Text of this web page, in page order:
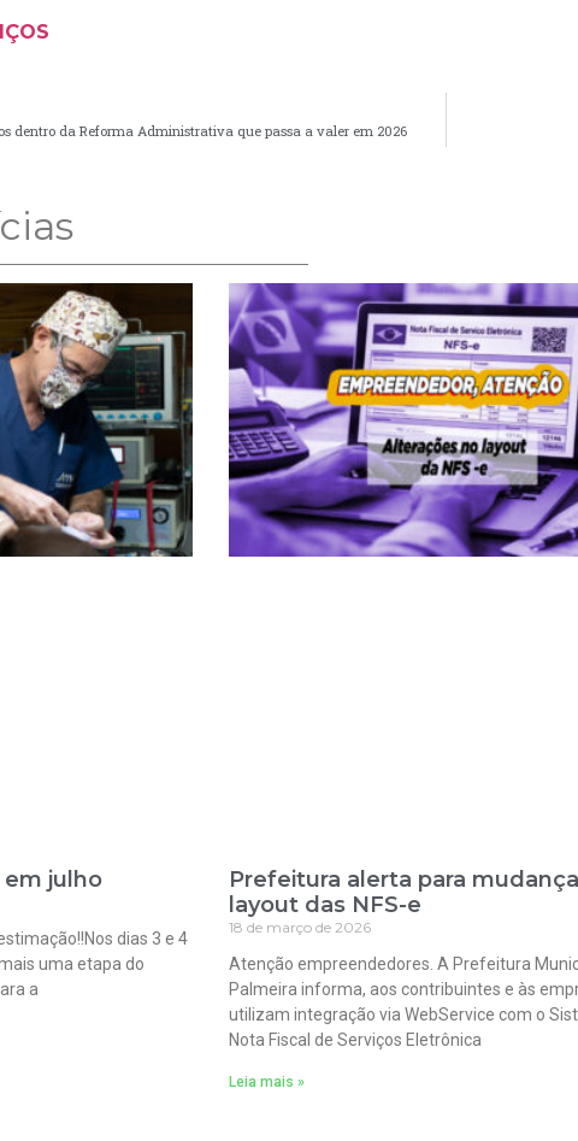
dentro da Reforma Administrativa que passa a valer em 2026
em julho
dias 3 e 4
uma etapa do
a
Prefeitura alerta para
layout das NFS-e
18 de março de 2026
Atenção empreendedores. A Prefeitura
Palmeira informa, aos contribuintes e às
utilizam integração via WebService com o
Nota Fiscal de Serviços Eletrônica
Leia mais »